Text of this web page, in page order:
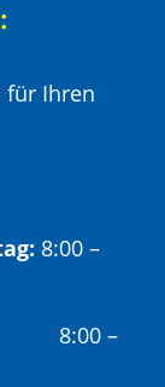
für Ihren
8:00 –
8:00 –